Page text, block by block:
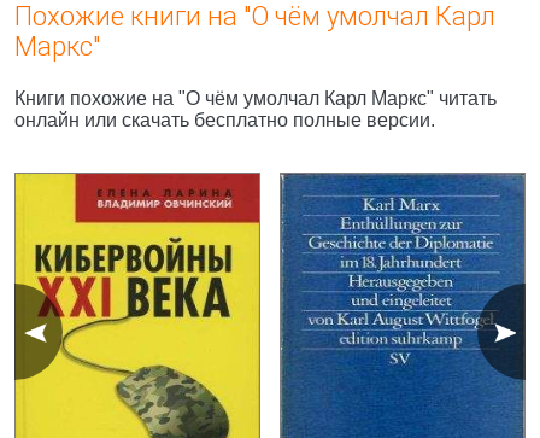
Похожие книги на "О чём умолчал Карл
Маркс"
Книги похожие на "О чём умолчал Карл Маркс" читать
онлайн или скачать бесплатно полные версии.